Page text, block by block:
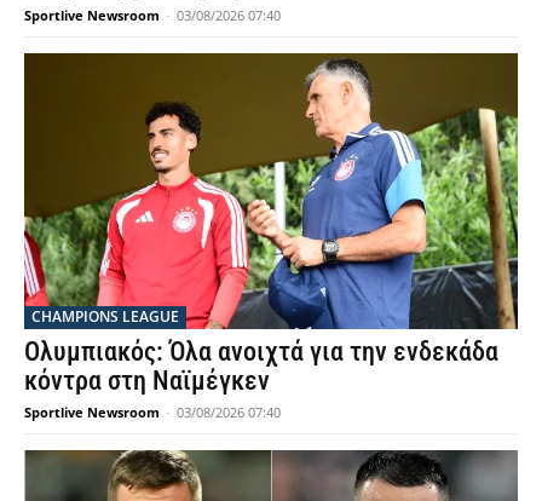
Sportlive Newsroom - 03/08/2026 07:40
CHAMPIONS LEAGUE
Ολυμπιακός: Όλα ανοιχτά για την ενδεκάδα
κόντρα στη Ναϊμέγκεν
Sportlive Newsroom - 03/08/2026 07:40